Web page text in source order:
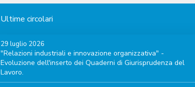
Ultime circolari
29 luglio 2026
"Relazioni industriali e innovazione organizzativa" -
Evoluzione dell'inserto dei Quaderni di Giurisprudenza del
Lavoro.